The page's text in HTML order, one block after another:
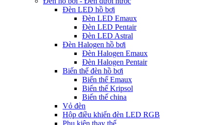
Đèn LED hồ bơi
Đèn LED Emaux
Đèn LED Pentair
Đèn LED Astral
Đèn Halogen hồ bơi
Đèn Halogen Emaux
Đèn Halogen Pentair
Biến thế đèn hồ bơi
Biến thế Emaux
Biến thế Kripsol
Biến thế china
Vỏ đèn
Hộp điều khiển đèn LED RGB
Phụ kiện thay thế